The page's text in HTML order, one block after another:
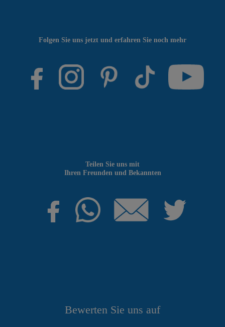
Bewerten Sie uns auf
Teilen Sie uns mit
Ihren Freunden und Bekannten
Folgen Sie uns jetzt und erfahren Sie noch mehr